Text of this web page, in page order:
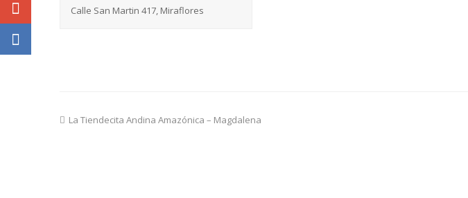
Calle San Martin 417, Miraflores
previous
La Tiendecita Andina Amazónica – Magdalena